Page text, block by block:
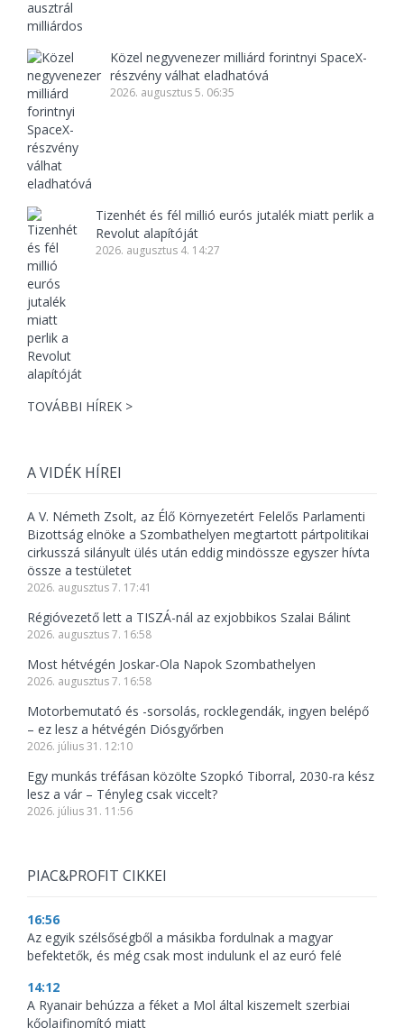
Közel negyvenezer milliárd forintnyi SpaceX-
részvény válhat eladhatóvá
2026. augusztus 5. 06:35
Tizenhét és fél millió eurós jutalék miatt perlik a
Revolut alapítóját
2026. augusztus 4. 14:27
TOVÁBBI HÍREK >
A VIDÉK HÍREI
A V. Németh Zsolt, az Élő Környezetért Felelős Parlamenti
Bizottság elnöke a Szombathelyen megtartott pártpolitikai
cirkusszá silányult ülés után eddig mindössze egyszer hívta
össze a testületet
2026. augusztus 7. 17:41
Régióvezető lett a TISZÁ-nál az exjobbikos Szalai Bálint
2026. augusztus 7. 16:58
Most hétvégén Joskar-Ola Napok Szombathelyen
2026. augusztus 7. 16:58
Motorbemutató és -sorsolás, rocklegendák, ingyen belépő
– ez lesz a hétvégén Diósgyőrben
2026. július 31. 12:10
Egy munkás tréfásan közölte Szopkó Tiborral, 2030-ra kész
lesz a vár – Tényleg csak viccelt?
2026. július 31. 11:56
PIAC&PROFIT CIKKEI
16:56
Az egyik szélsőségből a másikba fordulnak a magyar
befektetők, és még csak most indulunk el az euró felé
14:12
A Ryanair behúzza a féket a Mol által kiszemelt szerbiai
kőolajfinomító miatt